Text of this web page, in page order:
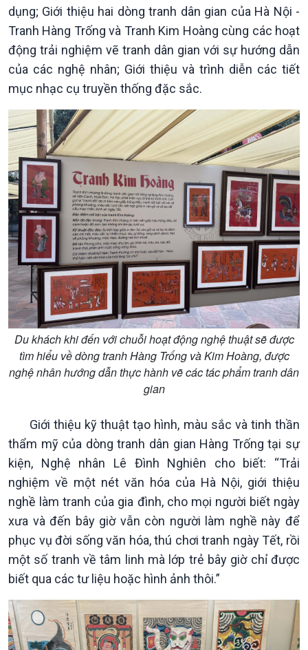
Thời sự 6h
Thời sự 12h
Thời sự 18h
Thời sự 21h30
Bản tin
Chuyên mục
Theo dòng Thời sự
Chính trị
Tin Chính trị
Chính phủ với người dân
Xây dựng đảng
Đảng trong cuộc sống
Nhận diện sự thật
Thế giới
Tin thế giới
Vấn đề quốc tế
Thế giới & Việt Nam
Biên cương - Một dải vững
bền
dụng; Giới thiệu hai dòng tranh dân gian của Hà Nội -
Tranh Hàng Trống và Tranh Kim Hoàng cùng các hoạt
động trải nghiệm vẽ tranh dân gian với sự hướng dẫn
của các nghệ nhân; Giới thiệu và trình diễn các tiết
mục nhạc cụ truyền thống đặc sắc.
Du khách khi đến với chuỗi hoạt động nghệ thuật sẽ được
tìm hiểu về dòng tranh Hàng Trống và Kim Hoàng, được
nghệ nhân hướng dẫn thực hành vẽ các tác phẩm tranh dân
gian
Giới thiệu kỹ thuật tạo hình, màu sắc và tinh thần
thẩm mỹ của dòng tranh dân gian Hàng Trống tại sự
kiện, Nghệ nhân Lê Đình Nghiên cho biết: “Trải
nghiệm về một nét văn hóa của Hà Nội, giới thiệu
nghề làm tranh của gia đình, cho mọi người biết ngày
xưa và đến bây giờ vẫn còn người làm nghề này để
phục vụ đời sống văn hóa, thú chơi tranh ngày Tết, rồi
một số tranh về tâm linh mà lớp trẻ bây giờ chỉ được
biết qua các tư liệu hoặc hình ảnh thôi.”